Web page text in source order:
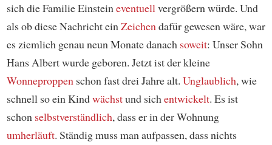
sich die Familie Einsteineventuellvergrößern würde. Und
als ob diese Nachricht einZeichendafür gewesen wäre, war
es ziemlich genau neun Monate danach soweit: Unser Sohn
Hans Albert wurde geboren. Jetzt ist der kleine
Wonneproppenschon fast drei Jahre alt. Unglaublich, wie
schnell so ein Kindwächstund sichentwickelt. Es ist
schon selbstverständlich, dass er in der Wohnung
umherläuft. Ständig muss man aufpassen, dass nichts